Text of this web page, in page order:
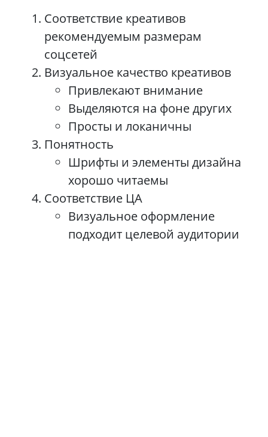
Соответствие креативов
рекомендуемым размерам
соцсетей
Визуальное качество креативов
Привлекают внимание
Выделяются на фоне других
Просты и локаничны
Понятность
Шрифты и элементы дизайна
хорошо читаемы
Соответствие ЦА
Визуальное оформление
подходит целевой аудитории